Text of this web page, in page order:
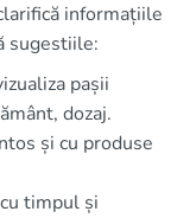
informațiile
sugestiile:
pașii
dozaj.
și cu produse
timpul și